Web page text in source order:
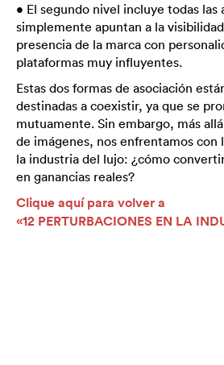
• El segundo nivel incluye todas las
simplemente apuntan a la
presencia de la marca con
plataformas muy influyentes.
Estas dos formas de asociación
destinadas a coexistir, ya que se
mutuamente. Sin embargo, más
de imágenes, nos enfrentamos con
la industria del lujo: ¿cómo
en ganancias reales?
Clique aquí para volver a
«12 PERTURBACIONES EN LA